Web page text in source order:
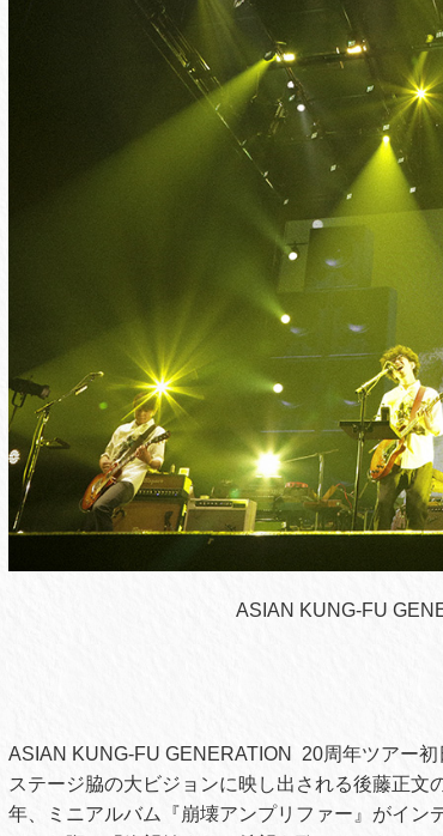
ASIAN KUNG-FU
ASIAN KUNG-FU GENERATION 20周年ツアー初
ステージ脇の大ビジョンに映し出される後藤正
年、ミニアルバム『崩壊アンプリファー』がイン